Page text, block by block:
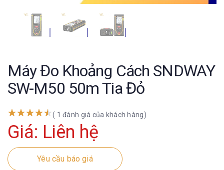
Máy Đo Khoảng Cách SNDWAY
SW-M50 50m Tia Đỏ
( 1 đánh giá của khách hàng)
Giá: Liên hệ
Yêu cầu báo giá